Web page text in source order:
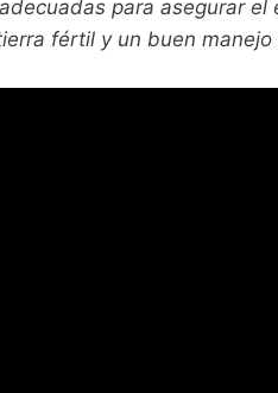
para asegurar el
fértil y un buen manejo